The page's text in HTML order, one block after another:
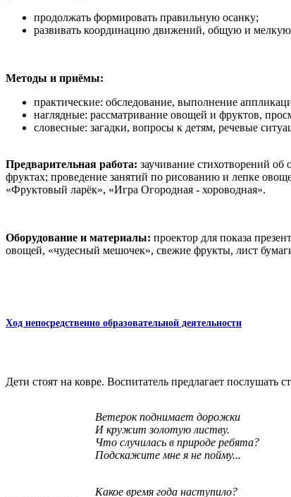
продолжать формировать правильную осанку;
развивать координацию движений, общую и мелкую
Методы и приёмы:
практические: обследование, выполнение
наглядные: рассматривание овощей и фруктов,
словесные: загадки, вопросы к детям, речевые
Предварительная работа: заучивание стихотворений
фруктах; проведение занятий по рисованию и лепке
«Фруктовый ларёк», «Игра Огородная - хороводная».
Оборудование и материалы: проектор для показа
овощей, «чудесный мешочек», свежие фрукты, лист
Ход непосредственно образовательной деятельности
Дети стоят на ковре. Воспитатель предлагает послушать
Ветерок поднимает дорожки
И кружит золотую листву.
Что случилась в природе ребята?
Подскажите мне я не пойму...
Какое время года наступило?